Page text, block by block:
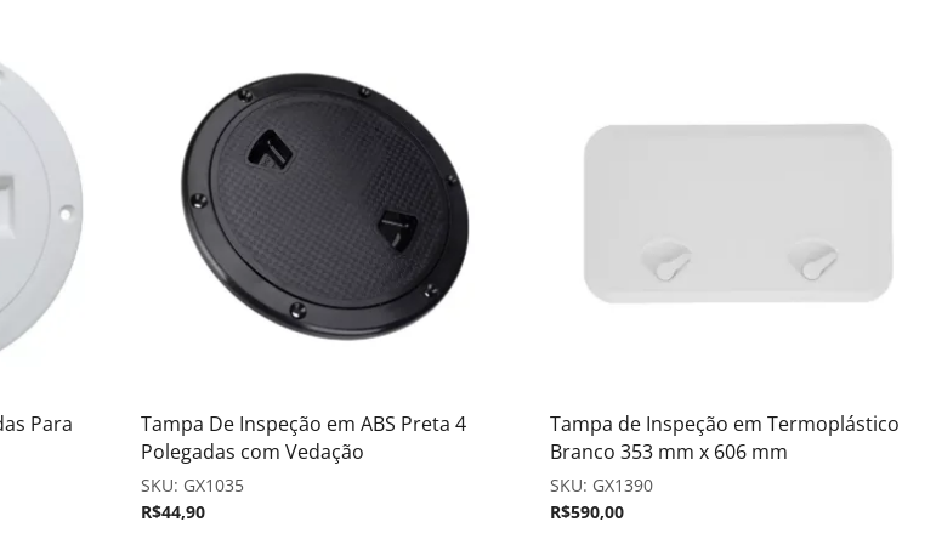
Para
Tampa De Inspeção em ABS Preta 4
Polegadas com Vedação
SKU: GX1035
R$44,90
Tampa de Inspeção em Termoplástico
Branco 353 mm x 606 mm
SKU: GX1390
R$590,00